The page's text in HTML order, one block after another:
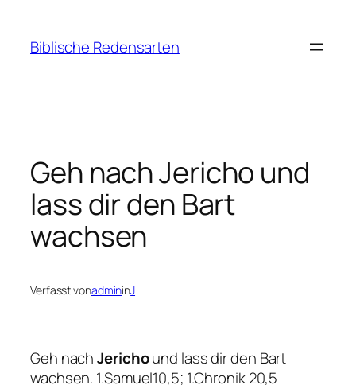
springen
Biblische Redensarten
Geh nach Jericho und
lass dir den Bart
wachsen
Verfasst vonadmininJ
Geh nachJerichound lass dir den Bart
wachsen. 1.Samuel10,5; 1.Chronik 20,5